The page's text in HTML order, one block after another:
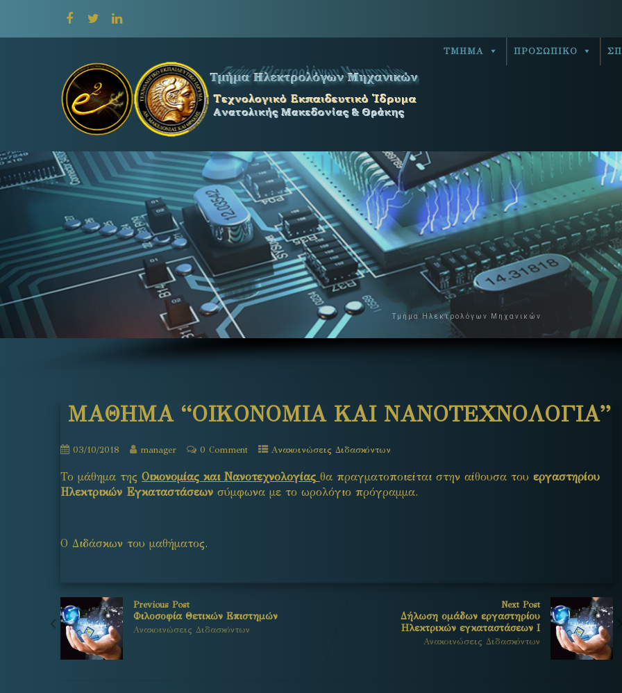
ΤΜΗΜΑ ΠΡΟΣΩΠΙΚΟ
Τμήμα Ηλεκτρολόγων Μηχανικών
ΜΑΘΗΜΑ “ΟΙΚΟΝΟΜΙΑ ΚΑΙ ΝΑΝΟΤΕΧΝΟΛΟΓΙΑ”
03/10/2018 manager 0 Comment Ανακοινώσεις Διδασκόντων
Το μάθημα της Οικονομίας και Νανοτεχνολογίας θα πραγματοποιείται στην αίθουσα του εργαστηρίου
Ηλεκτρικών Εγκαταστάσεων σύμφωνα με το ωρολόγιο πρόγραμμα.
Ο Διδάσκων του μαθήματος.
Previous Post
Φιλοσοφία Θετικών Επιστημών
Ανακοινώσεις Διδασκόντων
Next Post
Δήλωση ομάδων εργαστηρίου
Ηλεκτρικών εγκαταστάσεων Ι
Ανακοινώσεις Διδασκόντων